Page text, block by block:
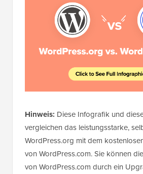
Hinweis: Diese Infografik und
vergleichen das leistungsstarke,
WordPress.org mit dem
von WordPress.com. Sie können
von WordPress.com durch ein